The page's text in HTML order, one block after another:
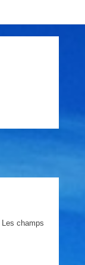
Les champs